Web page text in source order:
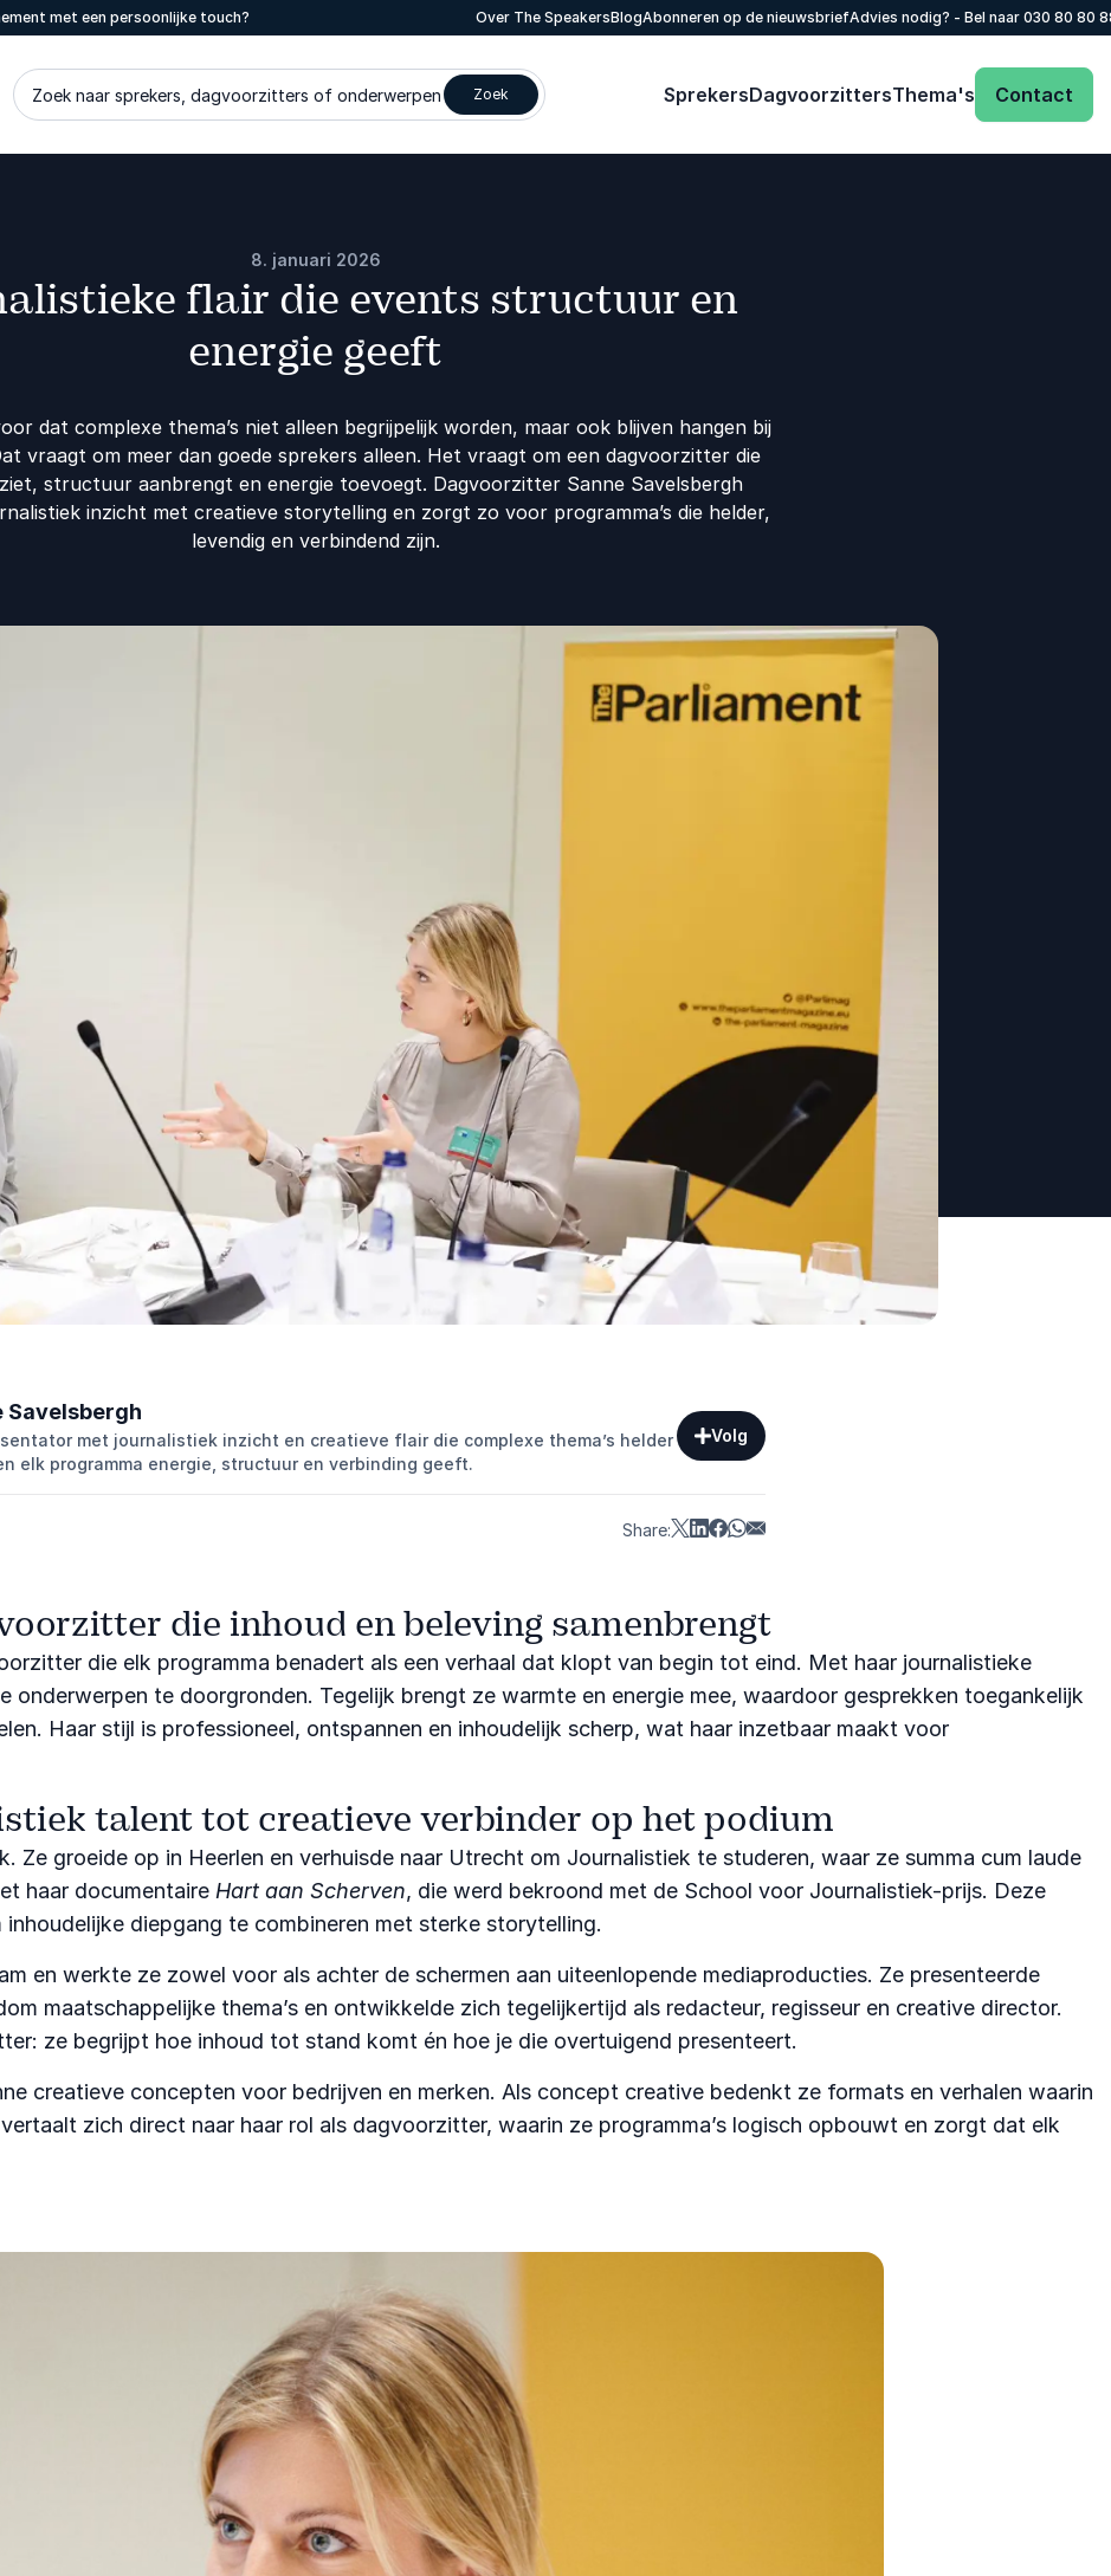
met een persoonlijke touch? Over The SpeakersBlogAbonneren op de nieuwsbriefAdvies nodig? - Bel naar 030 80 80
Zoek naar sprekers, dagvoorzitters of onderwerpen Zoek SprekersDagvoorzittersThema's Contact
8. januari 2026
flair die events structuur en
energie geeft
dat complexe thema’s niet alleen begrijpelijk worden, maar ook blijven hangen bij
vraagt om meer dan goede sprekers alleen. Het vraagt om een dagvoorzitter die
structuur aanbrengt en energie toevoegt. Dagvoorzitter Sanne Savelsbergh
inzicht met creatieve storytelling en zorgt zo voor programma’s die helder,
levendig en verbindend zijn.
Savelsbergh
met journalistiek inzicht en creatieve flair die complexe thema’s helder
elk programma energie, structuur en verbinding geeft.
Volg
Share:
die inhoud en beleving samenbrengt
die elk programma benadert als een verhaal dat klopt van begin tot eind. Met haar journalistieke
onderwerpen te doorgronden. Tegelijk brengt ze warmte en energie mee, waardoor gesprekken toegankelijk
Haar stijl is professioneel, ontspannen en inhoudelijk scherp, wat haar inzetbaar maakt voor
talent tot creatieve verbinder op het podium
Ze groeide op in Heerlen en verhuisde naar Utrecht om Journalistiek te studeren, waar ze summa cum laude
haar documentaire Hart aan Scherven, die werd bekroond met de School voor Journalistiek-prijs. Deze
diepgang te combineren met sterke storytelling.
en werkte ze zowel voor als achter de schermen aan uiteenlopende mediaproducties. Ze presenteerde
maatschappelijke thema’s en ontwikkelde zich tegelijkertijd als redacteur, regisseur en creative director.
ze begrijpt hoe inhoud tot stand komt én hoe je die overtuigend presenteert.
creatieve concepten voor bedrijven en merken. Als concept creative bedenkt ze formats en verhalen waarin
zich direct naar haar rol als dagvoorzitter, waarin ze programma’s logisch opbouwt en zorgt dat elk